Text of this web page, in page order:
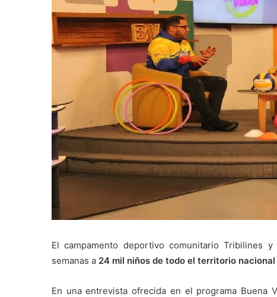
El campamento deportivo comunitario Tribilines
semanas a 24 mil niños de todo el territorio nacional
En una entrevista ofrecida en el programa Buena